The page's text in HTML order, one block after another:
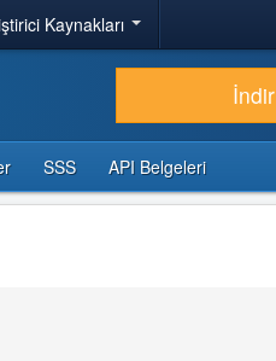
Kaynakları
İndir
SSS API Belgeleri